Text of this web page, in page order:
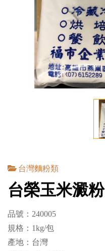
台灣麵粉類
台榮玉米澱粉
品號：240005
規格：1kg/包
產地：台灣